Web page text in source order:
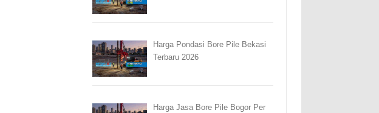
Harga Pondasi Bore Pile Bekasi
Terbaru 2026
Harga Jasa Bore Pile Bogor Per